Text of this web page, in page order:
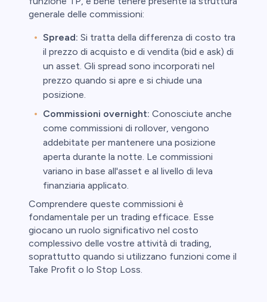
generale delle commissioni:
Spread: Si tratta della differenza di costo tra
il prezzo di acquisto e di vendita (bid e ask) di
un asset. Gli spread sono incorporati nel
prezzo quando si apre e si chiude una
posizione.
Commissioni overnight: Conosciute anche
come commissioni di rollover, vengono
addebitate per mantenere una posizione
aperta durante la notte. Le commissioni
variano in base all'asset e al livello di leva
finanziaria applicato.
Comprendere queste commissioni è
fondamentale per un trading efficace. Esse
giocano un ruolo significativo nel costo
complessivo delle vostre attività di trading,
soprattutto quando si utilizzano funzioni come il
Take Profit o lo Stop Loss.